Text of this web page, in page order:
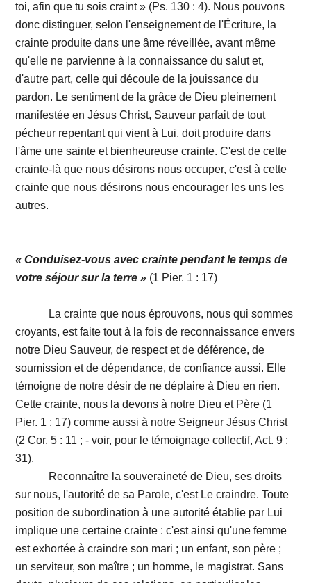
toi, afin que tu sois craint » (Ps. 130 : 4). Nous pouvons
donc distinguer, selon l'enseignement de l'Écriture, la
crainte produite dans une âme réveillée, avant même
qu'elle ne parvienne à la connaissance du salut et,
d'autre part, celle qui découle de la jouissance du
pardon. Le sentiment de la grâce de Dieu pleinement
manifestée en Jésus Christ, Sauveur parfait de tout
pécheur repentant qui vient à Lui, doit produire dans
l'âme une sainte et bienheureuse crainte. C'est de cette
crainte-là que nous désirons nous occuper, c'est à cette
crainte que nous désirons nous encourager les uns les
autres.
« Conduisez-vous avec crainte pendant le temps de
votre séjour sur la terre » (1 Pier. 1 : 17)
La crainte que nous éprouvons, nous qui sommes
croyants, est faite tout à la fois de reconnaissance envers
notre Dieu Sauveur, de respect et de déférence, de
soumission et de dépendance, de confiance aussi. Elle
témoigne de notre désir de ne déplaire à Dieu en rien.
Cette crainte, nous la devons à notre Dieu et Père (1
Pier. 1 : 17) comme aussi à notre Seigneur Jésus Christ
(2 Cor. 5 : 11 ; - voir, pour le témoignage collectif, Act. 9 :
31).
Reconnaître la souveraineté de Dieu, ses droits
sur nous, l'autorité de sa Parole, c'est Le craindre. Toute
position de subordination à une autorité établie par Lui
implique une certaine crainte : c'est ainsi qu'une femme
est exhortée à craindre son mari ; un enfant, son père ;
un serviteur, son maître ; un homme, le magistrat. Sans